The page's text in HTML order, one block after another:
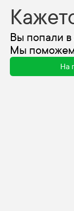
Вы попали в
Мы поможем
На